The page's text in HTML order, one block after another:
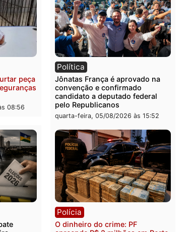
a facção
por
Velho
2026 às 09:05
Polícia
Homem é preso com
durante ação da PM no
Castanheira
quinta-feira, 06/08/2026 às